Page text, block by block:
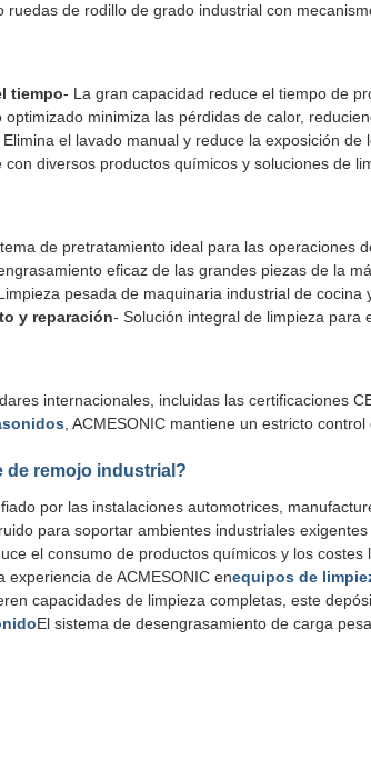
ruedas de rodillo de grado industrial con
tiempo- La gran capacidad reduce el tiempo de
optimizado minimiza las pérdidas de calor,
Elimina el lavado manual y reduce la exposición
con diversos productos químicos y soluciones de
de pretratamiento ideal para las operaciones
eficaz de las grandes piezas de la
pesada de maquinaria industrial de cocina
y reparación- Solución integral de limpieza para
internacionales, incluidas las certificaciones
, ACMESONIC mantiene un estricto
de remojo industrial?
por las instalaciones automotrices,
para soportar ambientes industriales
el consumo de productos químicos y los
experiencia de ACMESONIC enequipos de
capacidades de limpieza completas, este
El sistema de desengrasamiento de carga